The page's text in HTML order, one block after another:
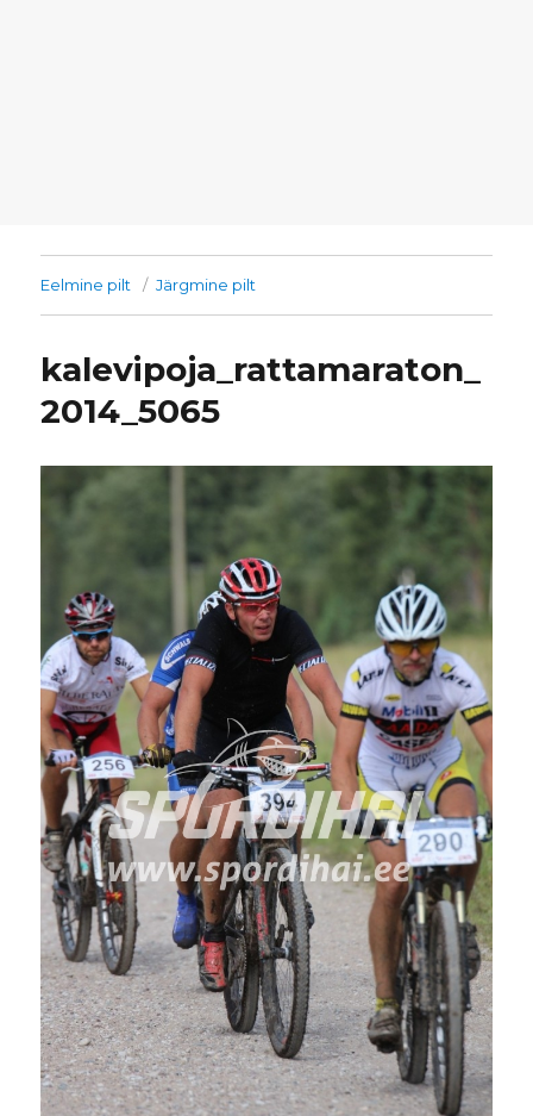
Eelmine pilt Järgmine pilt
kalevipoja_rattamaraton_
2014_5065